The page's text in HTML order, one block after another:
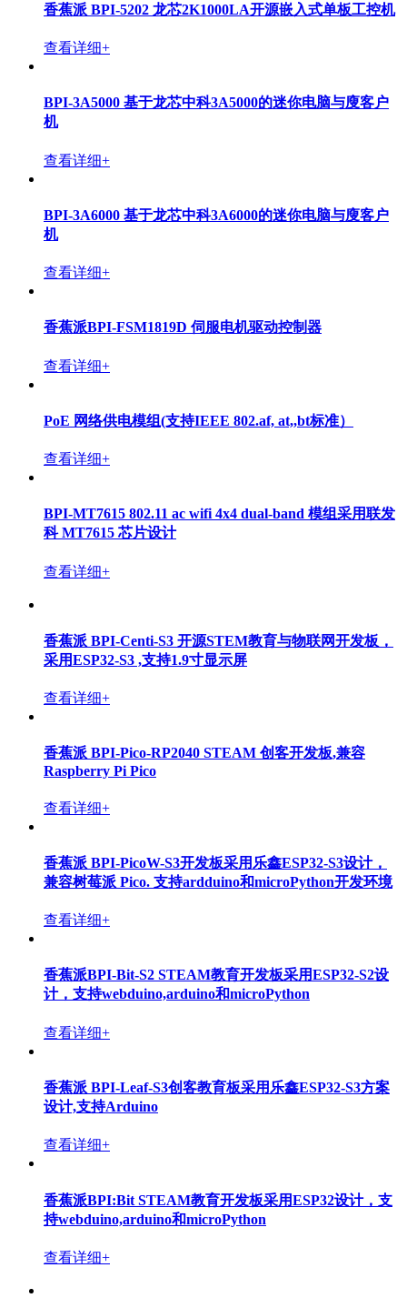
香蕉派 BPI-5202 龙芯2K1000LA开源嵌入式单板工控机
查看详细+
BPI-3A5000 基于龙芯中科3A5000的迷你电脑与廋客户
机
查看详细+
BPI-3A6000 基于龙芯中科3A6000的迷你电脑与廋客户
机
查看详细+
香蕉派BPI-FSM1819D 伺服电机驱动控制器
查看详细+
PoE 网络供电模组(支持IEEE 802.af, at,,bt标准）
查看详细+
BPI-MT7615 802.11 ac wifi 4x4 dual-band 模组采用联发
科 MT7615 芯片设计
查看详细+
香蕉派 BPI-Centi-S3 开源STEM教育与物联网开发板，
采用ESP32-S3 ,支持1.9寸显示屏
查看详细+
香蕉派 BPI-Pico-RP2040 STEAM 创客开发板,兼容
Raspberry Pi Pico
查看详细+
香蕉派 BPI-PicoW-S3开发板采用乐鑫ESP32-S3设计，
兼容树莓派 Pico. 支持ardduino和microPython开发环境
查看详细+
香蕉派BPI-Bit-S2 STEAM教育开发板采用ESP32-S2设
计，支持webduino,arduino和microPython
查看详细+
香蕉派 BPI-Leaf-S3创客教育板采用乐鑫ESP32-S3方案
设计,支持Arduino
查看详细+
香蕉派BPI:Bit STEAM教育开发板采用ESP32设计，支
持webduino,arduino和microPython
查看详细+